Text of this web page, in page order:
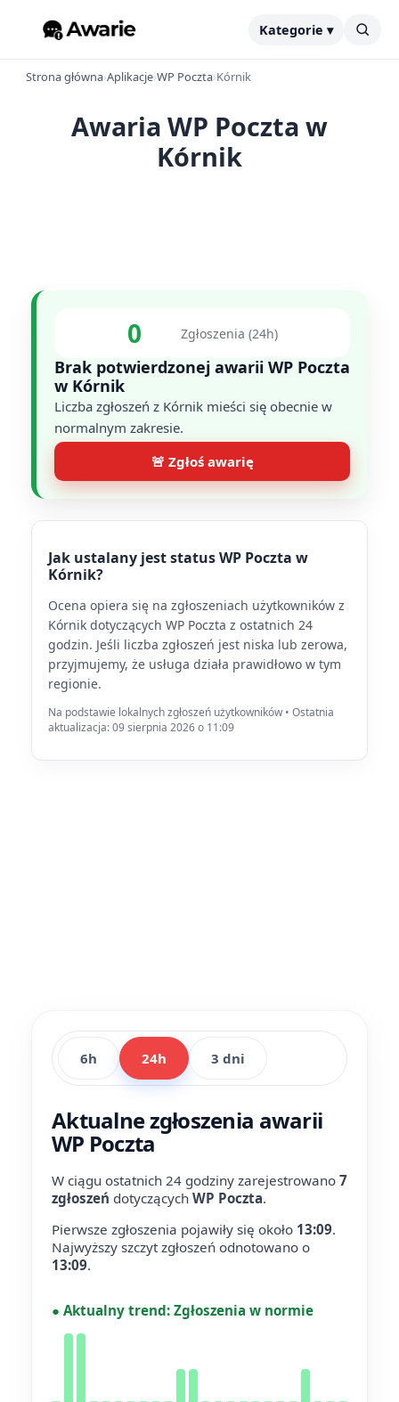
Kategorie ▾
Strona główna›Aplikacje›WP Poczta›Kórnik
Awaria WP Poczta w
Kórnik
0 Zgłoszenia (24h)
Brak potwierdzonej awarii WP Poczta
w Kórnik
Liczba zgłoszeń z Kórnik mieści się obecnie w
normalnym zakresie.
🚨 Zgłoś awarię
Jak ustalany jest status WP Poczta w
Kórnik?
Ocena opiera się na zgłoszeniach użytkowników z
Kórnik dotyczących WP Poczta z ostatnich 24
godzin. Jeśli liczba zgłoszeń jest niska lub zerowa,
przyjmujemy, że usługa działa prawidłowo w tym
regionie.
Na podstawie lokalnych zgłoszeń użytkowników • Ostatnia
aktualizacja: 09 sierpnia 2026 o 11:09
6h 24h 3 dni
Aktualne zgłoszenia awarii
WP Poczta
W ciągu ostatnich 24 godziny zarejestrowano 7
zgłoszeń dotyczących WP Poczta.
Pierwsze zgłoszenia pojawiły się około 13:09.
Najwyższy szczyt zgłoszeń odnotowano o
13:09.
● Aktualny trend: Zgłoszenia w normie